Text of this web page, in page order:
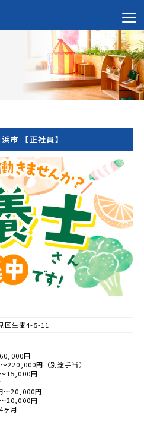
市 【正社員】
区生麦4-5-11
円
220,000円（別途手当）
15,000円
～20,000円
20,000円
ヶ月